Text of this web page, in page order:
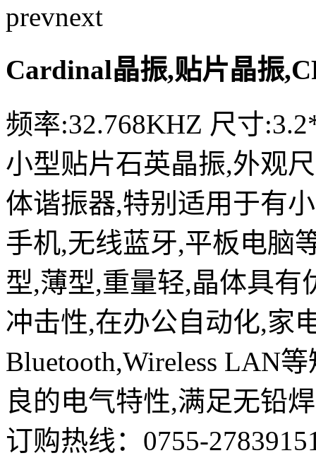
prevnext
Cardinal晶振,贴片晶振
频率:32.768KHZ 尺寸
小型贴片石英晶振,外观
体谐振器,特别适用于有
手机,无线蓝牙,平板电脑
型,薄型,重量轻,晶体具有
冲击性,在办公自动化,家
Bluetooth,Wireless LAN
良的电气特性,满足无铅
订购热线： 0755-